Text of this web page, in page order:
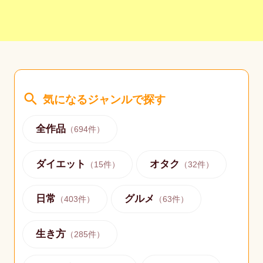
search 気になるジャンルで探す
全作品（694件）
ダイエット （15件） オタク （32件）
日常 （403件） グルメ （63件）
生き方（285件）